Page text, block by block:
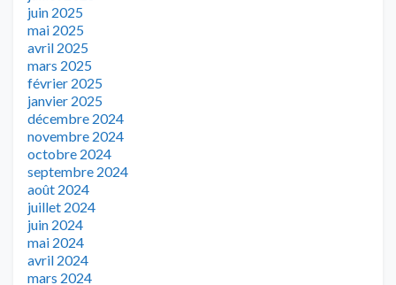
juin 2025
mai 2025
avril 2025
mars 2025
février 2025
janvier 2025
décembre 2024
novembre 2024
octobre 2024
septembre 2024
août 2024
juillet 2024
juin 2024
mai 2024
avril 2024
mars 2024